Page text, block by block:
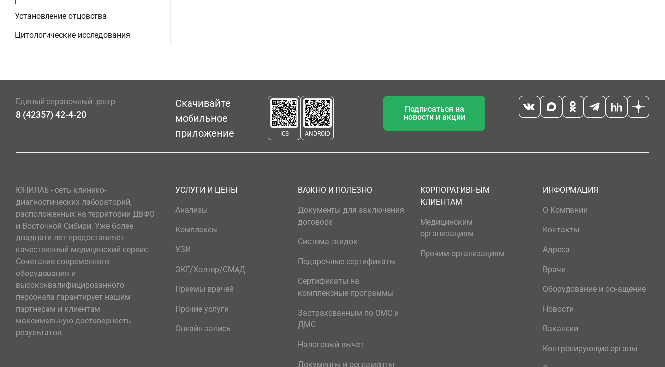
Установление отцовства
Цитологические исследования
Единый справочный центр
8 (42357) 42-4-20
Скачивайте
мобильное
приложение
IOS ANDROID
Подписаться на
новости и акции
ЮНИЛАБ - сеть клинико-
диагностических лабораторий,
расположенных на территории ДВФО
и Восточной Сибири. Уже более
двадцати лет предоставляет
качественный медицинский сервис.
Сочетание современного
оборудования и
высококвалифицированного
персонала гарантирует нашим
партнерам и клиентам
максимальную достоверность
результатов.
УСЛУГИ И ЦЕНЫ
Анализы
Комплексы
УЗИ
ЭКГ/Холтер/СМАД
Приемы врачей
Прочие услуги
Онлайн-запись
ВАЖНО И ПОЛЕЗНО
Документы для заключения
договора
Система скидок
Подарочные сертификаты
Сертификаты на
комплексные программы
Застрахованным по ОМС и
ДМС
Налоговый вычет
Документы и регламенты
КОРПОРАТИВНЫМ
КЛИЕНТАМ
Медицинским
организациям
Прочим организациям
ИНФОРМАЦИЯ
О Компании
Контакты
Адреса
Врачи
Оборудование и оснащение
Новости
Вакансии
Контролирующие органы